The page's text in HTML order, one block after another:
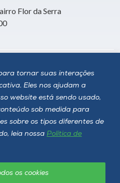
tornar suas interações
Eles nos ajudam a
website está sendo usado,
sob medida para
sobre os tipos diferentes de
leia nossa Política de
os cookies
Flor da Serra